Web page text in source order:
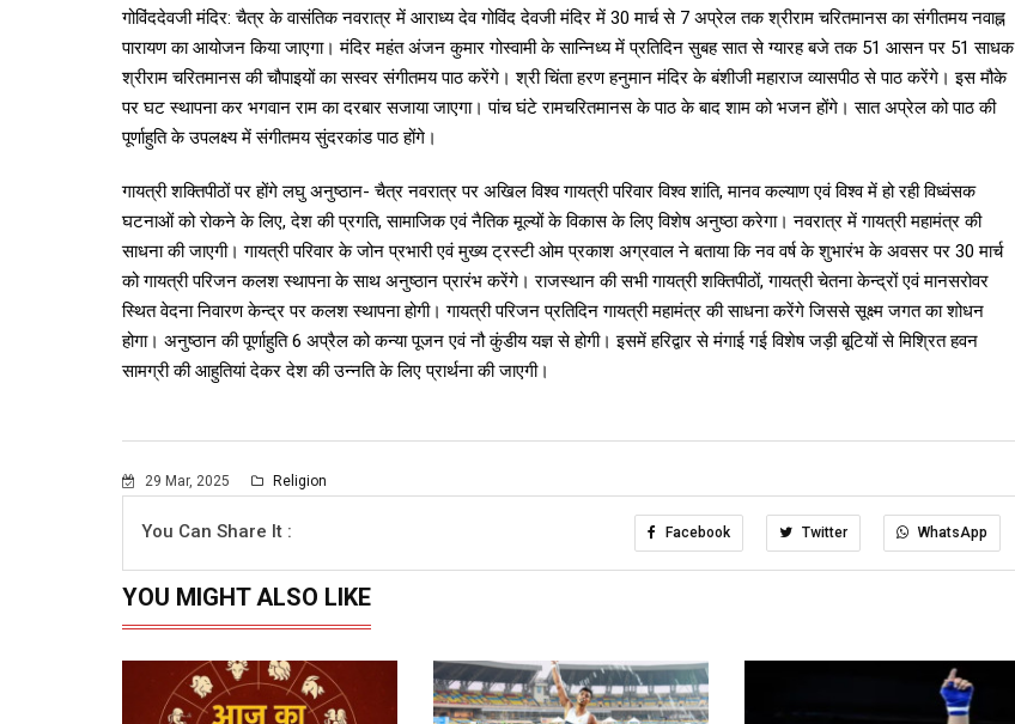
गोविंददेवजी मंदिर: चैत्र के वासंतिक नवरात्र में आराध्य देव गोविंद देवजी मंदिर में 30 मार्च से 7 अप्रेल तक श्रीराम चरितमानस का संगीतमय नवाह्न
पारायण का आयोजन किया जाएगा। मंदिर महंत अंजन कुमार गोस्वामी के सान्निध्य में प्रतिदिन सुबह सात से ग्यारह बजे तक 51 आसन पर 51 साधक
श्रीराम चरितमानस की चौपाइयों का सस्वर संगीतमय पाठ करेंगे। श्री चिंता हरण हनुमान मंदिर के बंशीजी महाराज व्यासपीठ से पाठ करेंगे। इस मौके
पर घट स्थापना कर भगवान राम का दरबार सजाया जाएगा। पांच घंटे रामचरितमानस के पाठ के बाद शाम को भजन होंगे। सात अप्रेल को पाठ की
पूर्णाहुति के उपलक्ष्य में संगीतमय सुंदरकांड पाठ होंगे।
गायत्री शक्तिपीठों पर होंगे लघु अनुष्ठान- चैत्र नवरात्र पर अखिल विश्व गायत्री परिवार विश्व शांति, मानव कल्याण एवं विश्व में हो रही विध्वंसक
घटनाओं को रोकने के लिए, देश की प्रगति, सामाजिक एवं नैतिक मूल्यों के विकास के लिए विशेष अनुष्ठा करेगा। नवरात्र में गायत्री महामंत्र की
साधना की जाएगी। गायत्री परिवार के जोन प्रभारी एवं मुख्य ट्रस्टी ओम प्रकाश अग्रवाल ने बताया कि नव वर्ष के शुभारंभ के अवसर पर 30 मार्च
को गायत्री परिजन कलश स्थापना के साथ अनुष्ठान प्रारंभ करेंगे। राजस्थान की सभी गायत्री शक्तिपीठों, गायत्री चेतना केन्द्रों एवं मानसरोवर
स्थित वेदना निवारण केन्द्र पर कलश स्थापना होगी। गायत्री परिजन प्रतिदिन गायत्री महामंत्र की साधना करेंगे जिससे सूक्ष्म जगत का शोधन
होगा। अनुष्ठान की पूर्णाहुति 6 अप्रैल को कन्या पूजन एवं नौ कुंडीय यज्ञ से होगी। इसमें हरिद्वार से मंगाई गई विशेष जड़ी बूटियों से मिश्रित हवन
सामग्री की आहुतियां देकर देश की उन्नति के लिए प्रार्थना की जाएगी।
29 Mar, 2025 Religion
You Can Share It : Facebook Twitter WhatsApp
YOU MIGHT ALSO LIKE